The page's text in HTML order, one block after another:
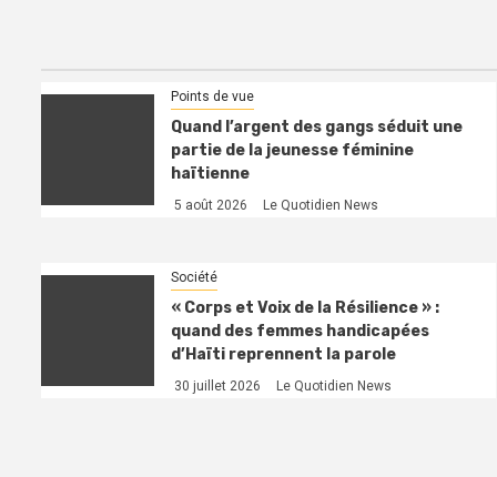
Points de vue
Quand l’argent des gangs séduit une
partie de la jeunesse féminine
haïtienne
5 août 2026 Le Quotidien News
Société
« Corps et Voix de la Résilience » :
quand des femmes handicapées
d’Haïti reprennent la parole
30 juillet 2026 Le Quotidien News